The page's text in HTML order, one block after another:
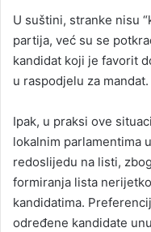
U suštini, stranke nisu
partija, već su se
kandidat koji je favorit
u raspodjelu za mandat.
Ipak, u praksi ove
lokalnim parlamentima
redoslijedu na listi,
formiranja lista
kandidatima.
određene kandidate